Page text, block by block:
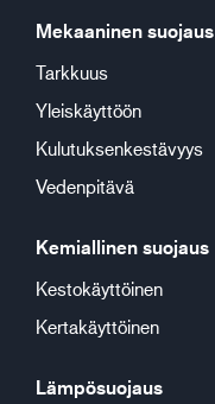
Mekaaninen suojaus
Tarkkuus
Yleiskäyttöön
Kulutuksenkestävyys
Vedenpitävä
Kemiallinen suojaus
Kestokäyttöinen
Kertakäyttöinen
Lämpösuojaus